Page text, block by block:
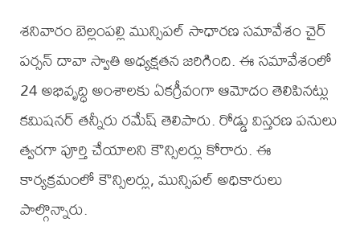
శనివారం బెల్లంపల్లి మున్సిపల్ సాధారణ సమావేశం చైర్
పర్సన్ దావా స్వాతి అధ్యక్షతన జరిగింది. ఈ సమావేశంలో
24 అభివృద్ధి అంశాలకు ఏకగ్రీవంగా ఆమోదం తెలిపినట్లు
కమిషనర్ తన్నీరు రమేష్ తెలిపారు. రోడ్డు విస్తరణ పనులు
త్వరగా పూర్తి చేయాలని కౌన్సిలర్లు కోరారు. ఈ
కార్యక్రమంలో కౌన్సిలర్లు, మున్సిపల్ అధికారులు
పాల్గొన్నారు.